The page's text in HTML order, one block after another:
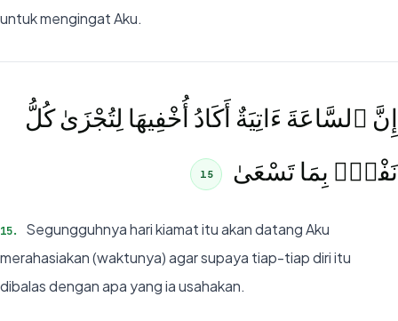
untuk mengingat Aku.
إِنَّ ٱلسَّاعَةَ ءَاتِيَةٌ أَكَادُ أُخْفِيهَا لِتُجْزَىٰ كُلُّ
نَفْسٍۭ بِمَا تَسْعَىٰ
15
15.
Segungguhnya hari kiamat itu akan datang Aku
merahasiakan (waktunya) agar supaya tiap-tiap diri itu
dibalas dengan apa yang ia usahakan.